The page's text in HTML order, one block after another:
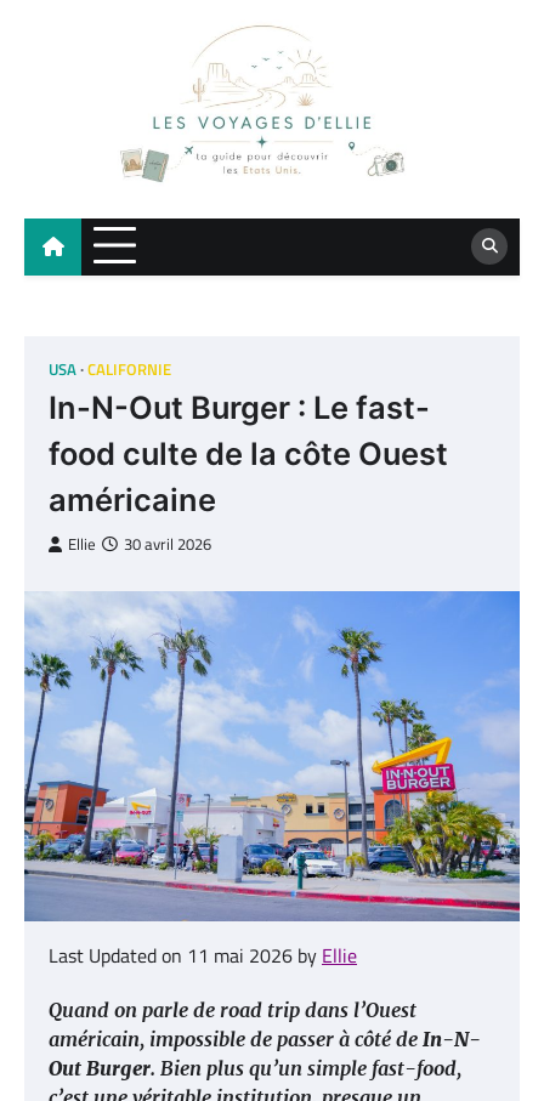
Les Voyages d'Ellie
Blog voyage sur les États-Unis – Road Trip, Floride, Californie
USA CALIFORNIE
In-N-Out Burger : Le fast-
food culte de la côte Ouest
américaine
Ellie 30 avril 2026
Last Updated on 11 mai 2026 by Ellie
Quand on parle de road trip dans l’Ouest
américain, impossible de passer à côté de In-N-
Out Burger. Bien plus qu’un simple fast-food,